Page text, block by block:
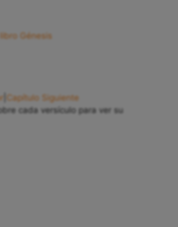
Génesis
Capítulo Siguiente
cada versículo para ver su